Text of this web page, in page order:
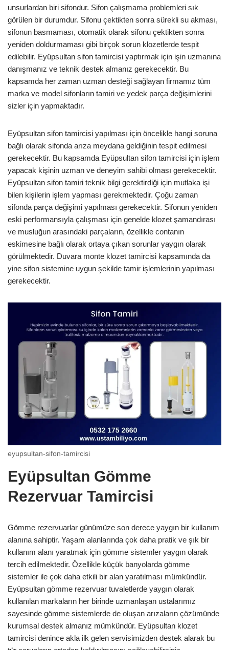
unsurlardan biri sifondur. Sifon çalışmama problemleri sık
görülen bir durumdur. Sifonu çektikten sonra sürekli su akması,
sifonun basmaması, otomatik olarak sifonu çektikten sonra
yeniden doldurmaması gibi birçok sorun klozetlerde tespit
edilebilir. Eyüpsultan sifon tamircisi yaptırmak için işin uzmanına
danışmanız ve teknik destek almanız gerekecektir. Bu
kapsamda her zaman uzman desteği sağlayan firmamız tüm
marka ve model sifonların tamiri ve yedek parça değişimlerini
sizler için yapmaktadır.
Eyüpsultan sifon tamircisi yapılması için öncelikle hangi soruna
bağlı olarak sifonda arıza meydana geldiğinin tespit edilmesi
gerekecektir. Bu kapsamda Eyüpsultan sifon tamircisi için işlem
yapacak kişinin uzman ve deneyim sahibi olması gerekecektir.
Eyüpsultan sifon tamiri teknik bilgi gerektirdiği için mutlaka işi
bilen kişilerin işlem yapması gerekmektedir. Çoğu zaman
sifonda parça değişimi yapılması gerekecektir. Sifonun yeniden
eski performansıyla çalışması için genelde klozet şamandırası
ve musluğun arasındaki parçaların, özellikle contanın
eskimesine bağlı olarak ortaya çıkan sorunlar yaygın olarak
görülmektedir. Duvara monte klozet tamircisi kapsamında da
yine sifon sistemine uygun şekilde tamir işlemlerinin yapılması
gerekecektir.
eyupsultan-sifon-tamircisi
Eyüpsultan Gömme
Rezervuar Tamircisi
Gömme rezervuarlar günümüze son derece yaygın bir kullanım
alanına sahiptir. Yaşam alanlarında çok daha pratik ve şık bir
kullanım alanı yaratmak için gömme sistemler yaygın olarak
tercih edilmektedir. Özellikle küçük banyolarda gömme
sistemler ile çok daha etkili bir alan yaratılması mümkündür.
Eyüpsultan gömme rezervuar tuvaletlerde yaygın olarak
kullanılan markaların her birinde uzmanlaşan ustalarımız
sayesinde gömme sistemlerde de oluşan arızaların çözümünde
kurumsal destek almanız mümkündür. Eyüpsultan klozet
tamircisi denince akla ilk gelen servisimizden destek alarak bu